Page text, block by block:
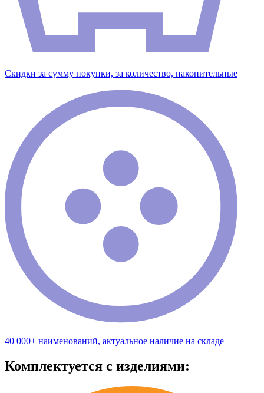
Скидки за сумму покупки, за количество, накопительные
40 000+ наименований, актуальное наличие на складе
Комплектуется с изделиями: